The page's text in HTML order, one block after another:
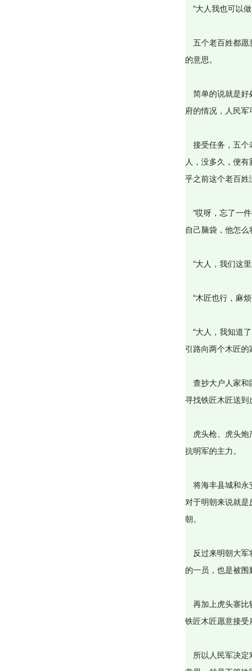
“大人我也可以做
五个老百姓都愿
的意思。
简单的说就是好
府的情况，人民军
接受任务，五个
人，没多久，便
乎之前这个老百姓
“哎呀，忘了一
自己脑袋，他怎么
“大人，我们这里
“木匠也行，麻
“大人，我知道
引路向两个木匠的
查抄大户人家和
寻找铁匠木匠送到
虎头枪、虎头炮
抗明军的主力。
将海丰县城和永
对于明朝来说就是
朝。
反过来明朝大军
的一员，也是被围
再加上虎头寨比
铁匠木匠愿意接受
所以人民军决定